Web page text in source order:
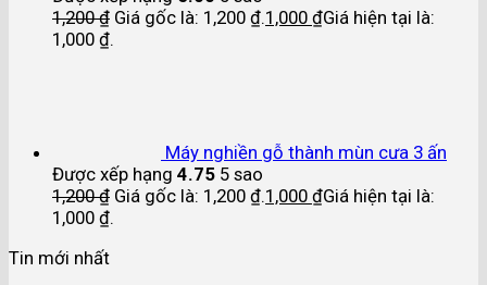
1,200₫ Giá gốc là: 1,200 ₫.1,000 ₫Giá hiện tại là:
1,000 ₫.
Máy nghiền gỗ thành mùn cưa 3 ấn
Được xếp hạng 4.75 5 sao
1,200₫ Giá gốc là: 1,200 ₫.1,000 ₫Giá hiện tại là:
1,000 ₫.
Tin mới nhất